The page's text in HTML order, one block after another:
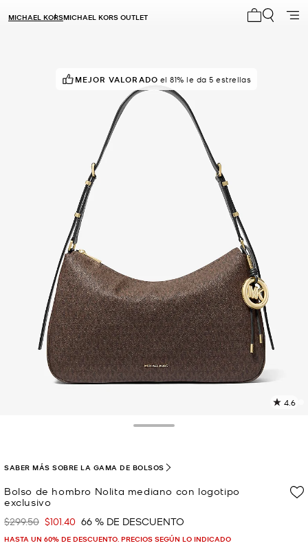
MICHAEL KORSMICHAEL KORS OUTLET
MEJOR VALORADO el 81% le da 5 estrellas
¡APROVECHA! en 5 cestas
4.6
Bolso de hombro Nolita mediano con logotipo
exclusivo
Era
$299.50 Ahora
$101.40 66 % DE DESCUENTO
HASTA UN 60% DE DESCUENTO. PRECIOS SEGÚN LO INDICADO
SABER MÁS SOBRE LA GAMA DE BOLSOS